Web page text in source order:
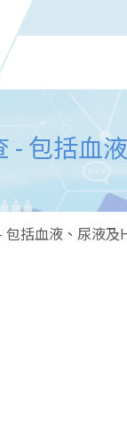
- 包括血
包括血液、尿液及